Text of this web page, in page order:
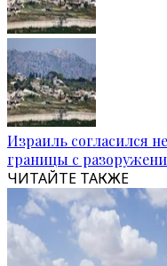
Израиль согласился
границы с
ЧИТАЙТЕ ТАКЖЕ